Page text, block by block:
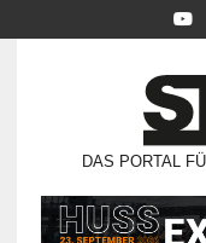
DAS PORTAL